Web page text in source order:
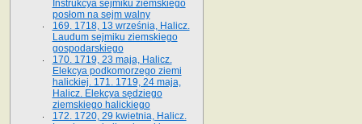
Instrukcya sejmiku ziemskiego
posłom na sejm walny
169. 1718, 13 września, Halicz.
Laudum sejmiku ziemskiego
gospodarskiego
170. 1719, 23 maja, Halicz.
Elekcya podkomorzego ziemi
halickiej. 171. 1719, 24 maja,
Halicz. Elekcya sędziego
ziemskiego halickiego
172. 1720, 29 kwietnia, Halicz.